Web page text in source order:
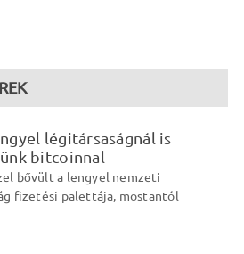
légitársaságnál is
bitcoinnal
bővült a lengyel nemzeti
fizetési palettája, mostantól